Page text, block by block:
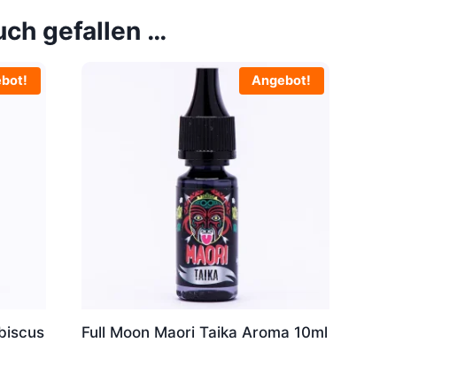
gefallen …
Angebot!
Full Moon Maori Taika Aroma 10ml